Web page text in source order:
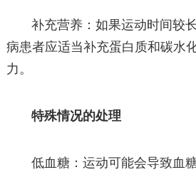
补充营养：如果运动时间较
病患者应适当补充蛋白质和碳水
力。
特殊情况的处理
低血糖：运动可能会导致血